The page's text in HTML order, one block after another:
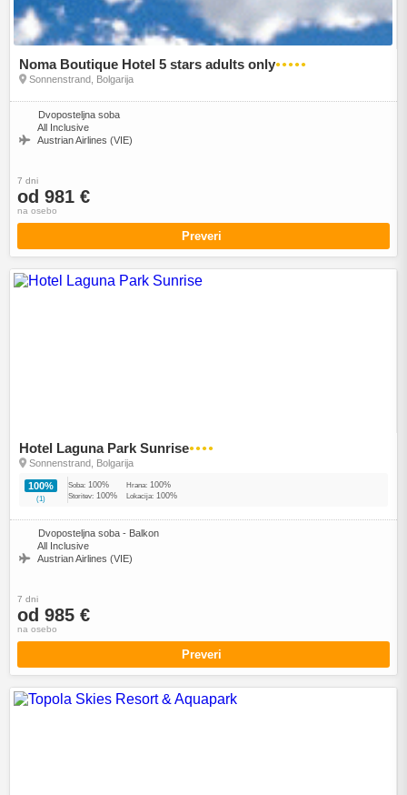
Noma Boutique Hotel 5 stars adults only●●●●●
Sonnenstrand, Bolgarija
Dvoposteljna soba
All Inclusive
Austrian Airlines (VIE)
7 dni
od 981 €
na osebo
Preveri
Hotel Laguna Park Sunrise●●●●
Sonnenstrand, Bolgarija
100%
(1)
Soba: 100% Hrana: 100%
Storitev: 100% Lokacija: 100%
Dvoposteljna soba - Balkon
All Inclusive
Austrian Airlines (VIE)
7 dni
od 985 €
na osebo
Preveri